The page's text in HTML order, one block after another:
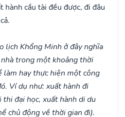
hành cầu tài đều được, đi đâu
lịch Khổng Minh ở đây nghĩa
trong một khoảng thời
làm hay thực hiện một công
Ví dụ như: xuất hành đi
thi đại học, xuất hành di du
chủ động về thời gian đi).